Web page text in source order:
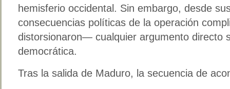
hemisferio occidental. Sin embargo, desde
consecuencias políticas de la operación
distorsionaron— cualquier argumento directo
democrática.
Tras la salida de Maduro, la secuencia de